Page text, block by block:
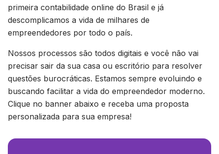
primeira contabilidade online do Brasil e já
descomplicamos a vida de milhares de
empreendedores por todo o país.
Nossos processos são todos digitais e você não vai
precisar sair da sua casa ou escritório para resolver
questões burocráticas. Estamos sempre evoluindo e
buscando facilitar a vida do empreendedor moderno.
Clique no banner abaixo e receba uma proposta
personalizada para sua empresa!